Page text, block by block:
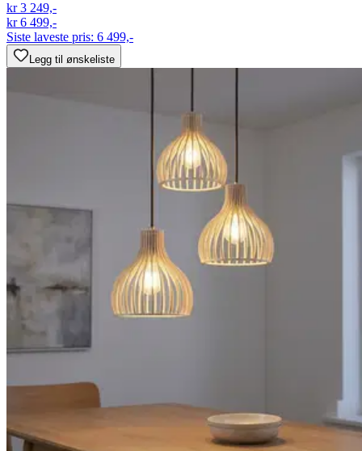
kr 3 249,-
kr 6 499,-
Siste laveste pris: 6 499,-
Legg til ønskeliste